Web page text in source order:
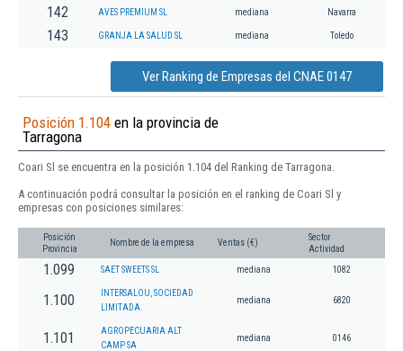
142 AVES PREMIUM SL mediana Navarra
143 GRANJA LA SALUD SL mediana Toledo
Ver Ranking de Empresas del CNAE 0147
Posición 1.104 en la provincia de
Tarragona
Coari Sl se encuentra en la posición 1.104 del Ranking de Tarragona.
A continuación podrá consultar la posición en el ranking de Coari Sl y
empresas con posiciones similares:
Posición
Provincia
Nombre de la empresa Ventas (€)
Sector
Actividad
1.099 SAET SWEETS SL mediana 1082
1.100
INTERSALOU, SOCIEDAD
LIMITADA.
mediana 6820
1.101
AGROPECUARIA ALT
CAMP SA
mediana 0146